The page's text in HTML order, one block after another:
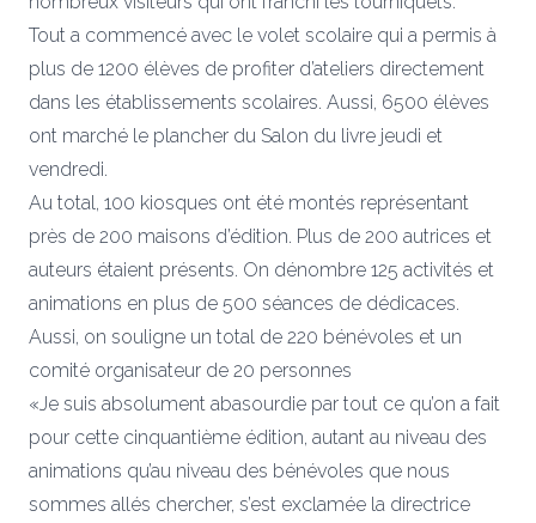
Tout a commencé avec le volet scolaire qui a permis à
plus de 1200 élèves de profiter d’ateliers directement
dans les établissements scolaires. Aussi, 6500 élèves
ont marché le plancher du Salon du livre jeudi et
vendredi.
Au total, 100 kiosques ont été montés représentant
près de 200 maisons d’édition. Plus de 200 autrices et
auteurs étaient présents. On dénombre 125 activités et
animations en plus de 500 séances de dédicaces.
Aussi, on souligne un total de 220 bénévoles et un
comité organisateur de 20 personnes
«Je suis absolument abasourdie par tout ce qu’on a fait
pour cette cinquantième édition, autant au niveau des
animations qu’au niveau des bénévoles que nous
sommes allés chercher, s’est exclamée la directrice